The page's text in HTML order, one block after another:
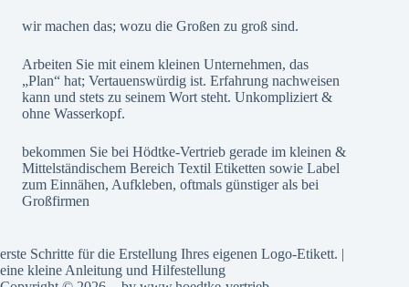
wir machen das; wozu die Großen zu groß sind.
Arbeiten Sie mit einem kleinen Unternehmen, das
„Plan“ hat; Vertauenswürdig ist. Erfahrung nachweisen
kann und stets zu seinem Wort steht. Unkompliziert &
ohne Wasserkopf.
bekommen Sie bei Hödtke-Vertrieb gerade im kleinen &
Mittelständischem Bereich Textil Etiketten sowie Label
zum Einnähen, Aufkleben, oftmals günstiger als bei
Großfirmen
erste Schritte für die Erstellung Ihres eigenen Logo-Etikett. |
eine kleine Anleitung und Hilfestellung